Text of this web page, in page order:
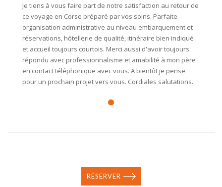
Je tiens à vous faire part de notre satisfaction au retour de
ce voyage en Corse préparé par vos soins. Parfaite
organisation administrative au niveau embarquement et
réservations, hôtellerie de qualité, itinéraire bien indiqué
et accueil toujours courtois. Merci aussi d'avoir toujours
répondu avec professionnalisme et amabilité à mon père
en contact téléphonique avec vous. A bientôt je pense
pour un prochain projet vers vous. Cordiales salutations.
RÉSERVER